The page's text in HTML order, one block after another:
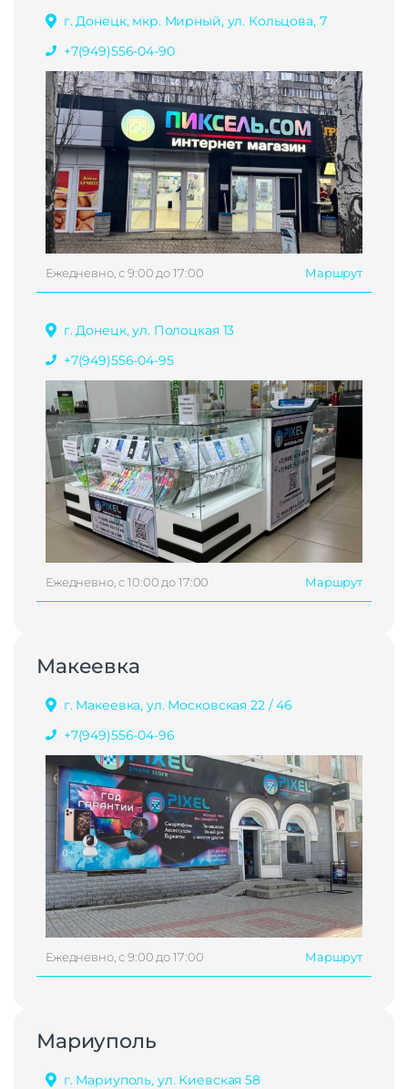
г. Донецк, мкр. Мирный, ул. Кольцова, 7
+7(949)556-04-90
Ежедневно, с 9:00 до 17:00 Маршрут
г. Донецк, ул. Полоцкая 13
+7(949)556-04-95
Ежедневно, с 10:00 до 17:00 Маршрут
Макеевка
г. Макеевка, ул. Московская 22 / 46
+7(949)556-04-96
Ежедневно, с 9:00 до 17:00 Маршрут
Мариуполь
г. Мариуполь, ул. Киевская 58